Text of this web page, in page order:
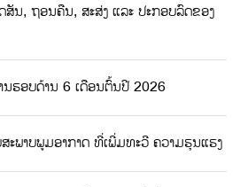
ນ, ຖອນຄືນ, ສະສ່ງ ແລະ ປະກອບລົດຂອງ
ຮອບດ້ານ 6 ເດືອນຕົ້ນປີ 2026
ພາບພູມອາກາດ ທີ່ເພີ່ມທະວີ ຄວາມຮຸນແຮງ